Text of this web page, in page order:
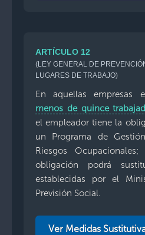
ARTÍCULO 12
(LEY GENERAL DE
LUGARES DE TRABAJO)
En aquellas empresas
menos de quince
el empleador tiene la
un Programa de
Riesgos
obligación podrá
establecidas por el
Previsión Social.
Ver Medidas